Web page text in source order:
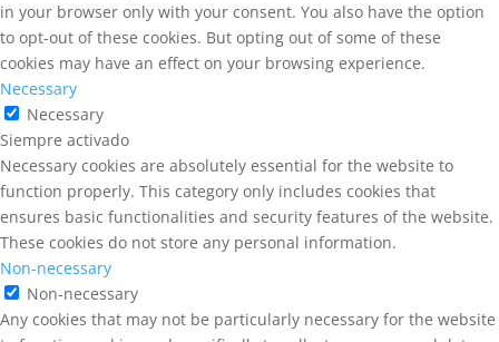
in your browser only with your consent. You also have the option
to opt-out of these cookies. But opting out of some of these
cookies may have an effect on your browsing experience.
Necessary
Necessary
Siempre activado
Necessary cookies are absolutely essential for the website to
function properly. This category only includes cookies that
ensures basic functionalities and security features of the website.
These cookies do not store any personal information.
Non-necessary
Non-necessary
Any cookies that may not be particularly necessary for the website